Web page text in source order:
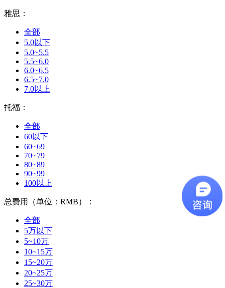
雅思：
全部
5.0以下
5.0~5.5
5.5~6.0
6.0~6.5
6.5~7.0
7.0以上
托福：
全部
60以下
60~69
70~79
80~89
90~99
100以上
总费用（单位：RMB）：
全部
5万以下
5~10万
10~15万
15~20万
20~25万
25~30万